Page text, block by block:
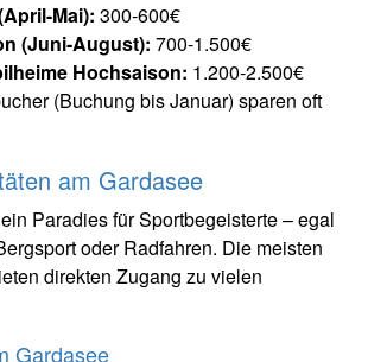
Mai): 300-600€
(Juni-August): 700-1.500€
Hochsaison: 1.200-2.500€
(Buchung bis Januar) sparen oft
am Gardasee
Paradies für Sportbegeisterte – egal
oder Radfahren. Die meisten
direkten Zugang zu vielen
Gardasee